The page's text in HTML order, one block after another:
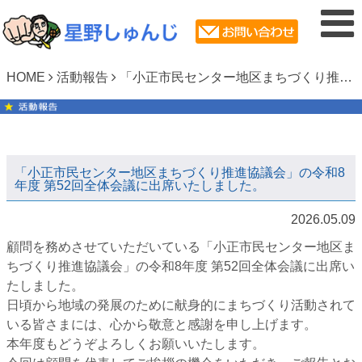
HOME 活動報告 「小正市民センター地区まちづくり推進協議会」の令和8年度 第52回全体会議に出席いたしました。
「小正市民センター地区まちづくり推進協議会」の令和8
年度 第52回全体会議に出席いたしました。
2026.05.09
顧問を務めさせていただいている「小正市民センター地区ま
ちづくり推進協議会」の令和8年度 第52回全体会議に出席い
たしました。
日頃から地域の発展のために献身的にまちづくり活動されて
いる皆さまには、心から敬意と感謝を申し上げます。
本年度もどうぞよろしくお願いいたします。